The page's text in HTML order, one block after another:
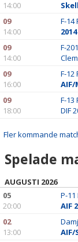
14:00
09
14:00
F-14
2014
09
14:00
F-
09
16:00
F-12
AIF/
09
18:00
F-13
DIF
Fler kommande
Spelade
AUGUSTI 2026
05
20:00
P-11
AIF
02
13:00
AIF/